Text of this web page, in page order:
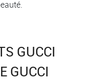
GUCCI
GUCCI